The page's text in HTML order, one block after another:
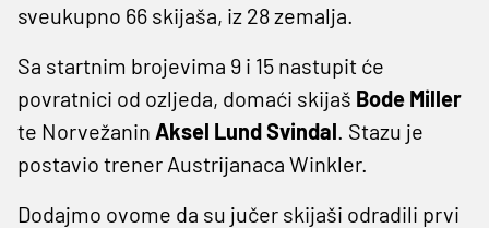
sveukupno 66 skijaša, iz 28 zemalja.
Sa startnim brojevima 9 i 15 nastupit će
povratnici od ozljeda, domaći skijaš Bode Miller
te Norvežanin Aksel Lund Svindal. Stazu je
postavio trener Austrijanaca Winkler.
Dodajmo ovome da su jučer skijaši odradili prvi